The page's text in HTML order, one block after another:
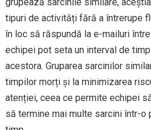
grupează sarcinile similare,
tipuri de activități fără a întrerupe
în loc să răspundă la e-mailuri
echipei pot seta un interval de
acestora. Gruparea sarcinilor
timpilor morți și la minimizarea
atenției, ceea ce permite echipei
să termine mai multe sarcini într-o